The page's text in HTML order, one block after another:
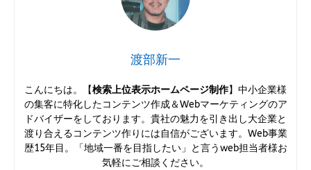
渡部新一
こんにちは。【検索上位表示ホームページ制作】中小企業様
の集客に特化したコンテンツ作成＆Webマーケティングのア
ドバイザーをしております。貴社の魅力を引き出し大企業と
渡り合えるコンテンツ作りには自信がございます。Web事業
歴15年目。「地域一番を目指したい」と言うweb担当者様お
気軽にご相談ください。